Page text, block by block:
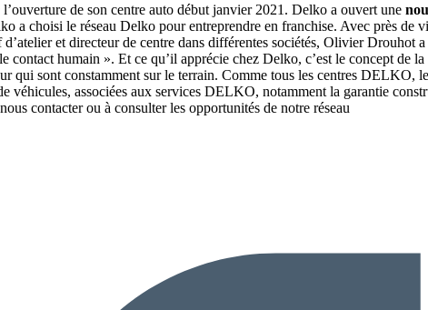
de son centre auto début janvier 2021. Delko a ouvert une
a choisi le réseau Delko pour entreprendre en franchise. Avec près de
et directeur de centre dans différentes sociétés, Olivier Drouhot
humain ». Et ce qu’il apprécie chez Delko, c’est le concept de
qui sont constamment sur le terrain. Comme tous les centres DELKO,
véhicules, associées aux services DELKO, notamment la garantie
contacter ou à consulter les opportunités de notre réseau